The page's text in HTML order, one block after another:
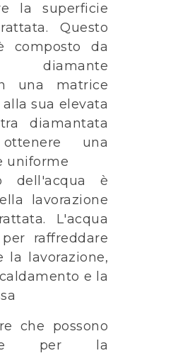
la superficie
Questo
da
una matrice
sua elevata
diamantata
una
uniforme
dell'acqua è
lavorazione
L'acqua
raffreddare
la lavorazione,
e la
che possono
per la